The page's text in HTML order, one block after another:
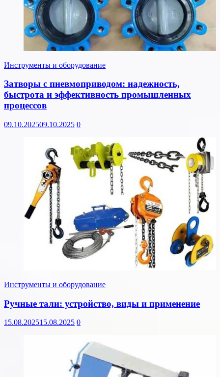
Инструменты и оборудование
Затворы с пневмоприводом: надежность,
быстрота и эффективность промышленных
процессов
09.10.202509.10.2025 0
Инструменты и оборудование
Ручные тали: устройство, виды и применение
15.08.202515.08.2025 0